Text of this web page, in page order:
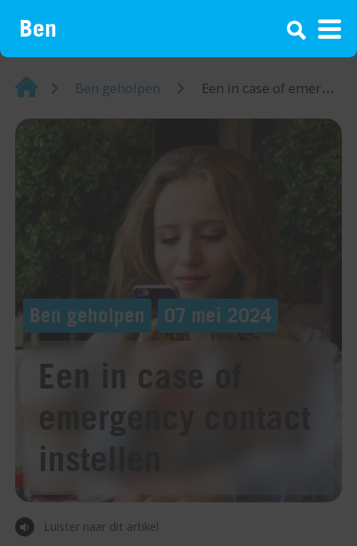
¡
Home Ben geholpen Een in case of emergency contact instellen
Ben geholpen 07 mei 2024
Een in case of
emergency contact
instellen
Luister naar dit artikel